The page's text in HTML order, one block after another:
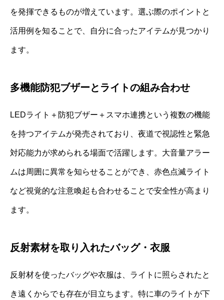
を発揮できるものが増えています。選ぶ際のポイントと
活用例を知ることで、自分に合ったアイテムが見つかり
ます。
多機能防犯ブザーとライトの組み合わせ
LEDライト＋防犯ブザー＋スマホ連携という複数の機能
を持つアイテムが発売されており、夜道で視認性と緊急
対応能力が求められる場面で活躍します。大音量アラー
ムは周囲に異常を知らせることができ、赤色点滅ライト
など視覚的な注意喚起も合わせることで安全性が高まり
ます。
反射素材を取り入れたバッグ・衣服
反射材を使ったバッグや衣服は、ライトに照らされたと
き遠くからでも存在が目立ちます。特に車のライトが下